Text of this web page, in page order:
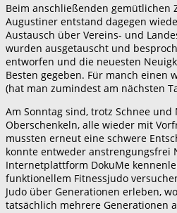
Beim anschließenden gemütlichen
Augustiner entstand dagegen
Austausch über Vereins- und
wurden ausgetauscht und
entworfen und die neuesten
Besten gegeben. Für manch einen
(hat man zumindest am nächsten
Am Sonntag sind, trotz Schnee
Oberschenkeln, alle wieder mit
mussten erneut eine schwere
konnte entweder anstrengungsfrei
Internetplattform DokuMe
funktionellem Fitnessjudo
Judo über Generationen erleben,
tatsächlich mehrere Generationen